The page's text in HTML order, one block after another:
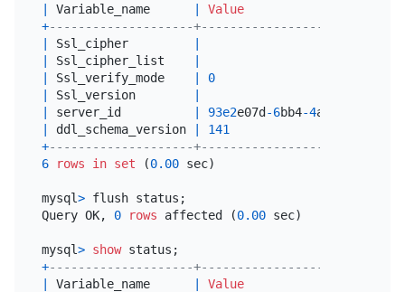
|
Variable_name |
Value
+--------------------
|
Ssl_cipher
|
|
Ssl_cipher_list
|
|
Ssl_verify_mode |
0
|
Ssl_version
|
|
server_id | 93e2e07d-6bb4-4a1b
|
ddl_schema_version |
141
+--------------------
6
rows in set (0.00 sec)
mysql> flush status;
Query OK, 0 rows affected (0.00 sec)
mysql> show
+--------------------
|
Variable_name |
Value